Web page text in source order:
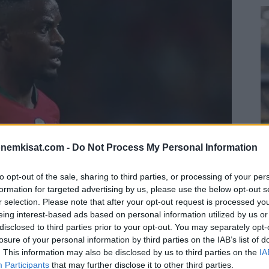
- Do Not Process My Personal Information
opt-out of the sale, sharing to third parties, or processing of your
for targeted advertising by us, please use the below opt-out
selection. Please note that after your opt-out request is processed
interest-based ads based on personal information utilized by us
to third parties prior to your opt-out. You may separately
of your personal information by third parties on the IAB’s list of
This information may also be disclosed by us to third parties on the
Participants that may further disclose it to other third parties.